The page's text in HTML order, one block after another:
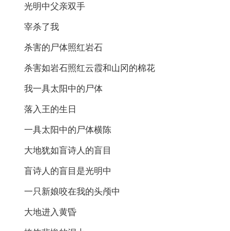
光明中父亲双手
宰杀了我
杀害的尸体照红岩石
杀害如岩石照红云霞和山冈的棉花
我一具太阳中的尸体
落入王的生日
一具太阳中的尸体横陈
大地犹如盲诗人的盲目
盲诗人的盲目是光明中
一只新娘咬在我的头颅中
大地进入黄昏